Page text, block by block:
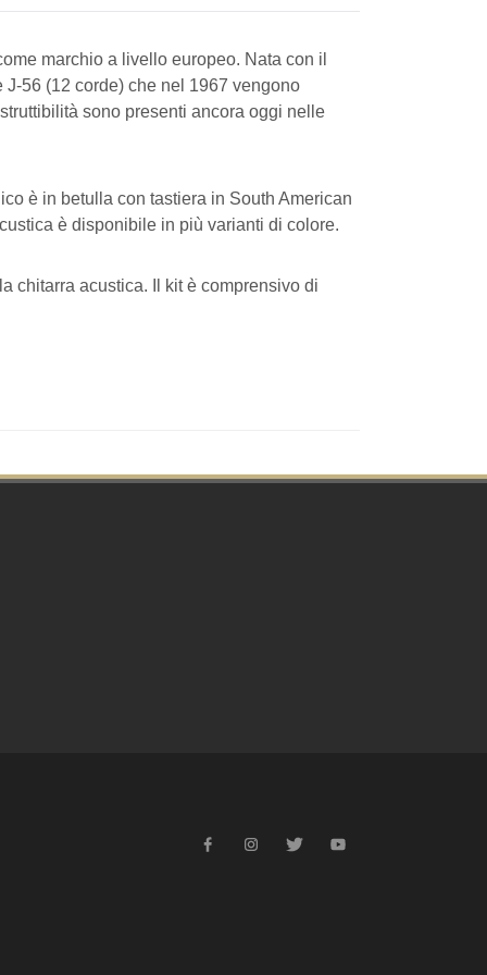
marchio a livello europeo. Nata con il
56 (12 corde) che nel 1967 vengono
sono presenti ancora oggi nelle
è in betulla con tastiera in South American
è disponibile in più varianti di colore.
chitarra acustica. Il kit è comprensivo di